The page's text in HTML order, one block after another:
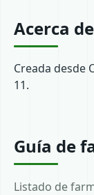
Acerca
Creada desde
11.
Guía de
Listado de